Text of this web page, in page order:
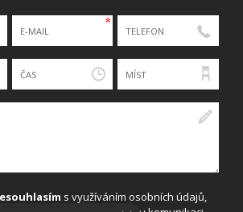
s využíváním osobních údajů,